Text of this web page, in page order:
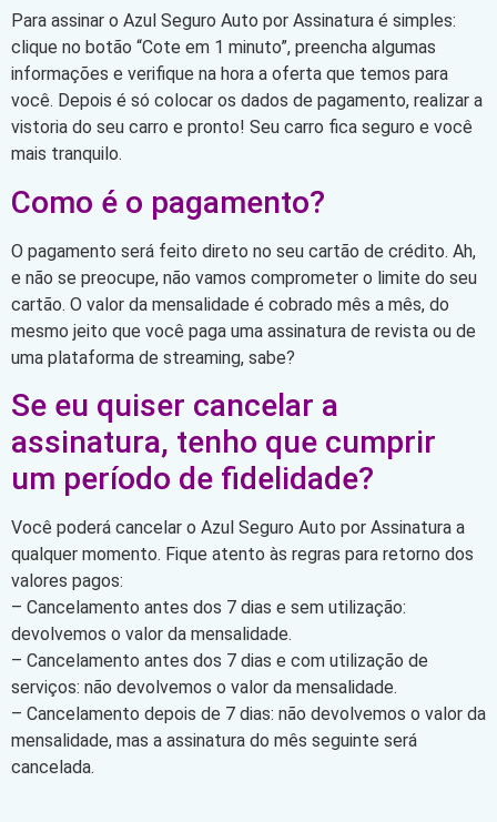
Para assinar o Azul Seguro Auto por Assinatura é simples:
clique no botão “Cote em 1 minuto”, preencha algumas
informações e verifique na hora a oferta que temos para
você. Depois é só colocar os dados de pagamento, realizar a
vistoria do seu carro e pronto! Seu carro fica seguro e você
mais tranquilo.
Como é o pagamento?
O pagamento será feito direto no seu cartão de crédito. Ah,
e não se preocupe, não vamos comprometer o limite do seu
cartão. O valor da mensalidade é cobrado mês a mês, do
mesmo jeito que você paga uma assinatura de revista ou de
uma plataforma de streaming, sabe?
Se eu quiser cancelar a
assinatura, tenho que cumprir
um período de fidelidade?
Você poderá cancelar o Azul Seguro Auto por Assinatura a
qualquer momento. Fique atento às regras para retorno dos
valores pagos:
– Cancelamento antes dos 7 dias e sem utilização:
devolvemos o valor da mensalidade.
– Cancelamento antes dos 7 dias e com utilização de
serviços: não devolvemos o valor da mensalidade.
– Cancelamento depois de 7 dias: não devolvemos o valor da
mensalidade, mas a assinatura do mês seguinte será
cancelada.